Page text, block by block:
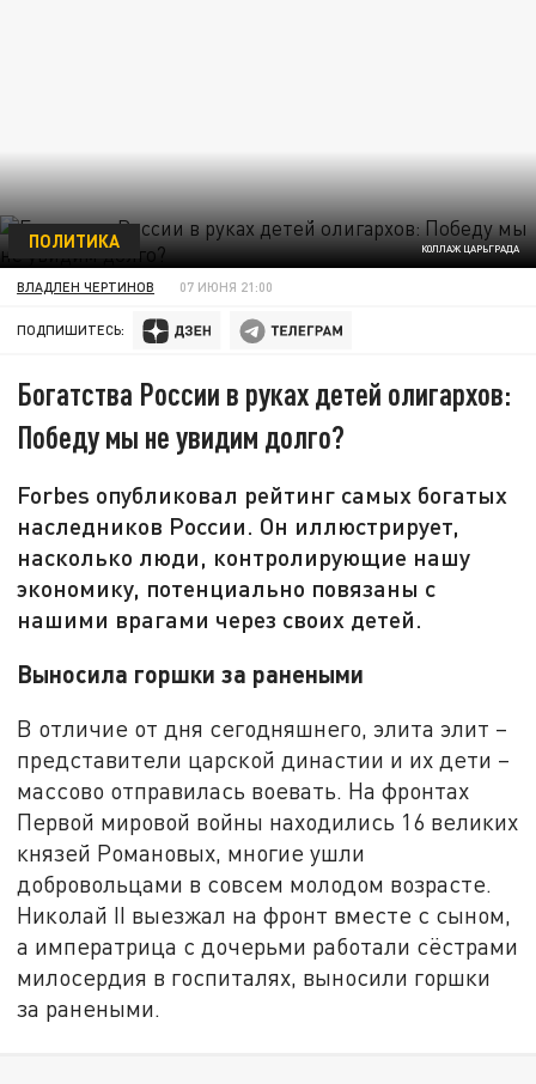
КОЛЛАЖ ЦАРЬГРАДА
ПОЛИТИКА
ВЛАДЛЕН ЧЕРТИНОВ 07 ИЮНЯ 21:00
ПОДПИШИТЕСЬ:
Богатства России в руках детей олигархов:
Победу мы не увидим долго?
Forbes опубликовал рейтинг самых богатых
наследников России. Он иллюстрирует,
насколько люди, контролирующие нашу
экономику, потенциально повязаны с
нашими врагами через своих детей.
Выносила горшки за ранеными
В отличие от дня сегодняшнего, элита элит –
представители царской династии и их дети –
массово отправилась воевать. На фронтах
Первой мировой войны находились 16 великих
князей Романовых, многие ушли
добровольцами в совсем молодом возрасте.
Николай II выезжал на фронт вместе с сыном,
а императрица с дочерьми работали сёстрами
милосердия в госпиталях, выносили горшки
за ранеными.